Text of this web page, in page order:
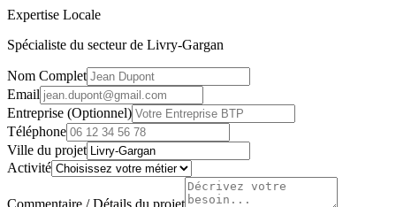
Expertise Locale
Spécialiste du secteur de Livry-Gargan
Nom Complet
Email
Entreprise (Optionnel)
Téléphone
Ville du projet
Activité
Commentaire / Détails du projet